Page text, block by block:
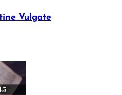
Vulgate